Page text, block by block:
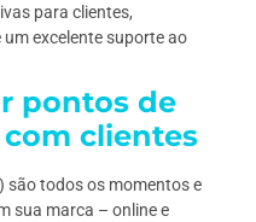
para clientes,
excelente suporte ao
pontos de
clientes
todos os momentos e
sua marca – online e